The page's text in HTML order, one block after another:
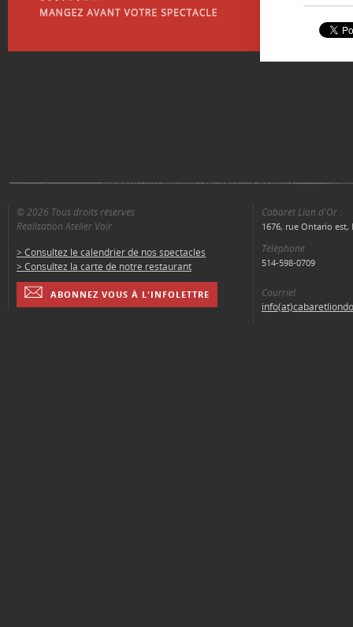
© 2026 Tous droits réservés
Réalisation Atelier Voir
> Consultez le calendrier de nos spectacles
> Consultez la carte de notre restaurant
ABONNEZ VOUS À L'INFOLETTRE
Cabaret Lion d'Or :
1676, rue Ontario est,
Téléphone
514-598-0709
Courriel